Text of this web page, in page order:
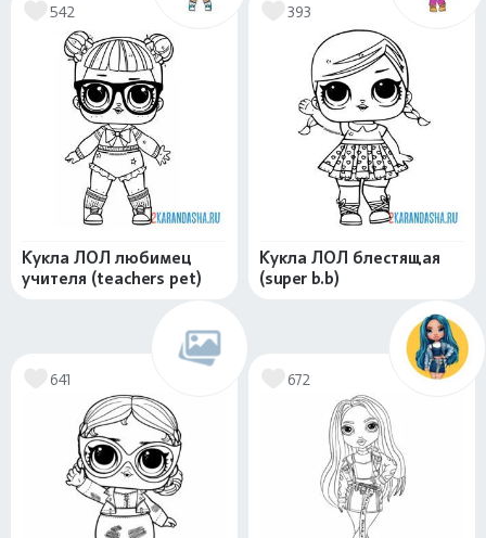
542
Кукла ЛОЛ любимец
учителя (teachers pet)
393
Кукла ЛОЛ блестящая
(super b.b)
641 672